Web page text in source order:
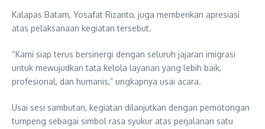
Kalapas Batam, Yosafat Rizanto, juga memberikan apresiasi
atas pelaksanaan kegiatan tersebut.
“Kami siap terus bersinergi dengan seluruh jajaran imigrasi
untuk mewujudkan tata kelola layanan yang lebih baik,
profesional, dan humanis,” ungkapnya usai acara.
Usai sesi sambutan, kegiatan dilanjutkan dengan pemotongan
tumpeng sebagai simbol rasa syukur atas perjalanan satu